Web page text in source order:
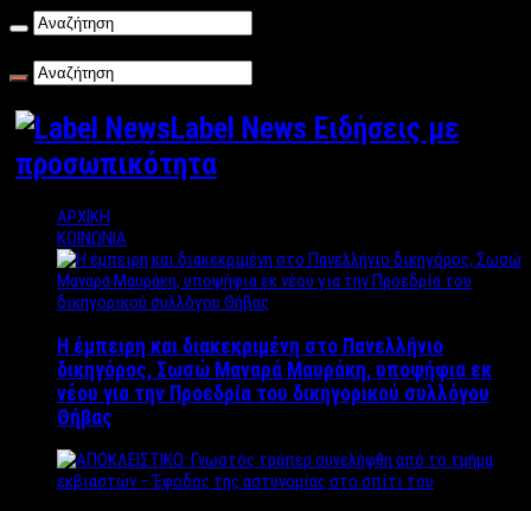
Label News Ειδήσεις με
προσωπικότητα
ΑΡΧΙΚΗ
ΚΟΙΝΩΝΙΑ
Η έμπειρη και διακεκριμένη στο Πανελλήνιο
δικηγόρος, Σωσώ Μαναρά Μαυράκη, υποψήφια εκ
νέου για την Προεδρία του δικηγορικού συλλόγου
Θήβας